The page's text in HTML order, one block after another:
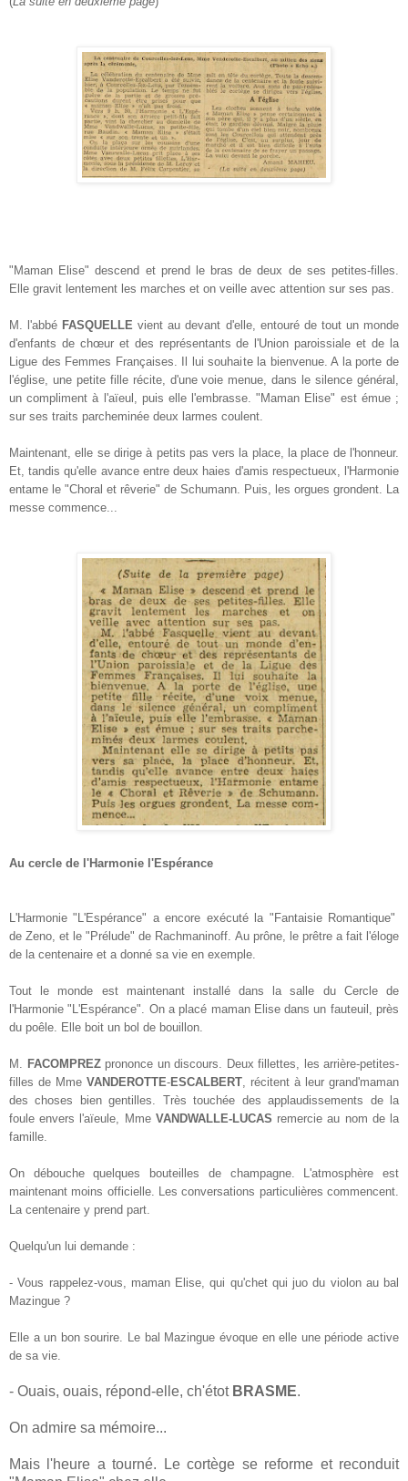
"Maman Elise" descend et prend le bras de deux de ses petites-filles.
Elle gravit lentement les marches et on veille avec attention sur ses pas.
M. l'abbé FASQUELLEvient au devant d'elle, entouré de tout un monde
d'enfants de chœur et des représentants de l'Union paroissiale et de la
Ligue des Femmes Françaises. Il lui souhaite la bienvenue. A la porte de
l'église, une petite fille récite, d'une voie menue, dans le silence général,
un compliment à l'aïeul, puis elle l'embrasse. "Maman Elise" est émue ;
sur ses traits parcheminée deux larmes coulent.
Maintenant, elle se dirige à petits pas vers la place, la place de l'honneur.
Et, tandis qu'elle avance entre deux haies d'amis respectueux, l'Harmonie
entame le "Choral et rêverie" de Schumann. Puis, les orgues grondent. La
messe commence...
Au cercle de l'Harmonie l'Espérance
L'Harmonie "L'Espérance" a encore exécuté la "Fantaisie Romantique"
de Zeno, et le "Prélude" de Rachmaninoff. Au prône, le prêtre a fait l'éloge
de la centenaire et a donné sa vie en exemple.
Tout le monde est maintenant installé dans la salle du Cercle de
l'Harmonie "L'Espérance". On a placé maman Elise dans un fauteuil, près
du poêle. Elle boit un bol de bouillon.
M. FACOMPREZ prononce un discours. Deux fillettes, les arrière-petites-
filles de Mme VANDEROTTE-ESCALBERT, récitent à leur grand'maman
des choses bien gentilles. Très touchée des applaudissements de la
foule envers l'aïeule, Mme VANDWALLE-LUCAS remercie au nom de la
famille.
On débouche quelques bouteilles de champagne. L'atmosphère est
maintenant moins officielle. Les conversations particulières commencent.
La centenaire y prend part.
Quelqu'un lui demande :
- Vous rappelez-vous, maman Elise, qui qu'chet qui juo du violon au bal
Mazingue ?
Elle a un bon sourire. Le bal Mazingue évoque en elle une période active
de sa vie.
- Ouais, ouais, répond-elle, ch'étot BRASME.
On admire sa mémoire...
Mais l'heure a tourné. Le cortège se reforme et reconduit